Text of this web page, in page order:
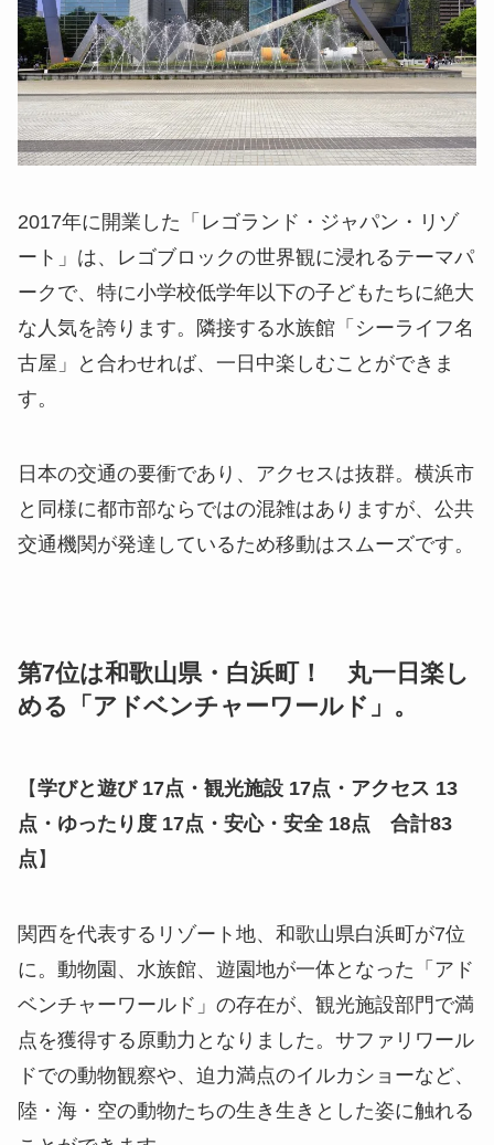
2017年に開業した「レゴランド・ジャパン・リゾ
ート」は、レゴブロックの世界観に浸れるテーマパ
ークで、特に小学校低学年以下の子どもたちに絶大
な人気を誇ります。隣接する水族館「シーライフ名
古屋」と合わせれば、一日中楽しむことができま
す。
日本の交通の要衝であり、アクセスは抜群。横浜市
と同様に都市部ならではの混雑はありますが、公共
交通機関が発達しているため移動はスムーズです。
第7位は和歌山県・白浜町！ 丸一日楽し
める「アドベンチャーワールド」。
【学びと遊び 17点・観光施設 17点・アクセス 13
点・ゆったり度 17点・安心・安全 18点 合計83
点 】
関西を代表するリゾート地、和歌山県白浜町が7位
に。動物園、水族館、遊園地が一体となった「アド
ベンチャーワールド」の存在が、観光施設部門で満
点を獲得する原動力となりました。サファリワール
ドでの動物観察や、迫力満点のイルカショーなど、
陸・海・空の動物たちの生き生きとした姿に触れる